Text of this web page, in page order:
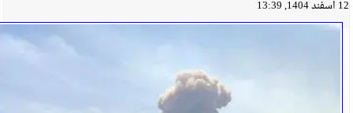
12 اسفند 1404, 13:39